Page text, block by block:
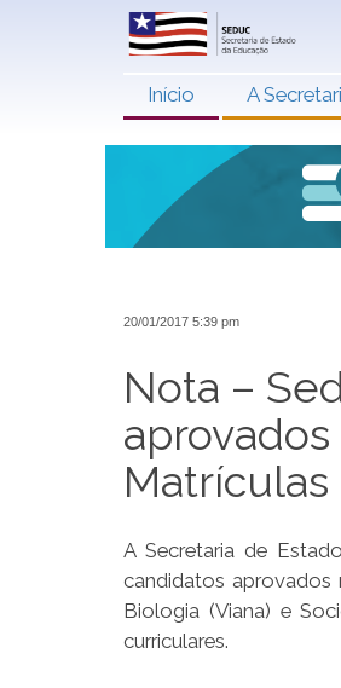
Início A
20/01/2017 5:39 pm
Nota –
Matrículas
A Secretaria de
candidatos aprovados
Biologia (Viana) e
curriculares.